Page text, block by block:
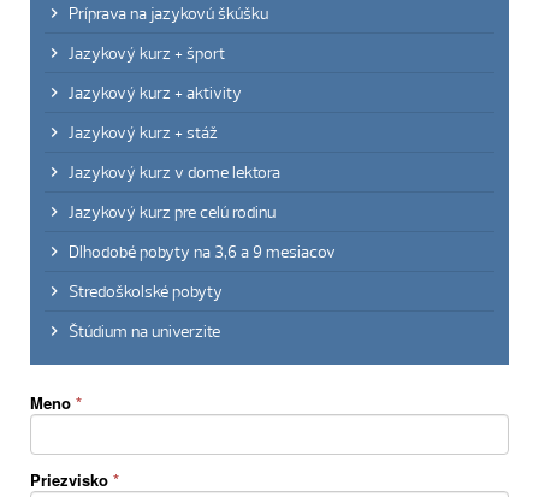
Príprava na jazykovú škúšku
Jazykový kurz + šport
Jazykový kurz + aktivity
Jazykový kurz + stáž
Jazykový kurz v dome lektora
Jazykový kurz pre celú rodinu
Dlhodobé pobyty na 3,6 a 9 mesiacov
Stredoškolské pobyty
Štúdium na univerzite